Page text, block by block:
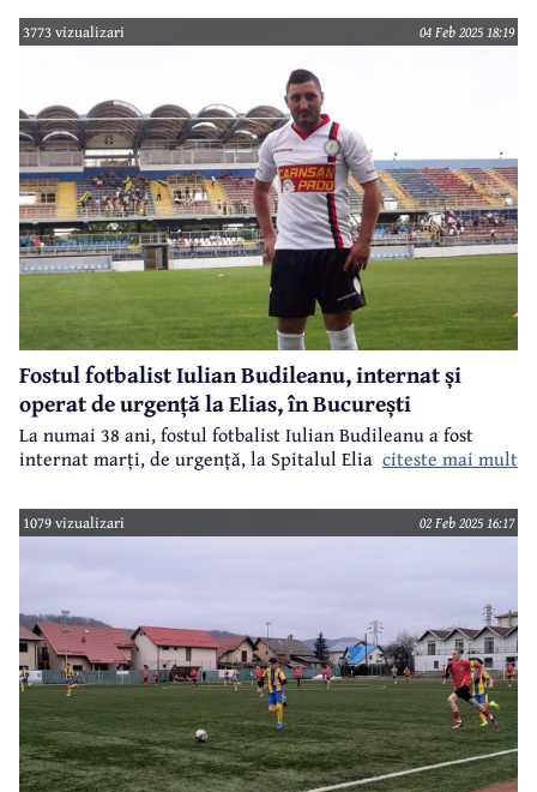
3773 vizualizari 04 Feb 2025 18:19
Fostul fotbalist Iulian Budileanu, internat și
operat de urgență la Elias, în București
La numai 38 ani, fostul fotbalist Iulian Budileanu a fost
internat marți, de urgență, la Spitalul Elias din București.
citeste mai mult
1079 vizualizari 02 Feb 2025 16:17